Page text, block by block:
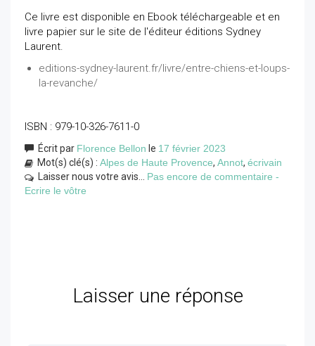
Ce livre est disponible en Ebook téléchargeable et en
livre papier sur le site de l'éditeur éditions Sydney
Laurent.
editions-sydney-laurent.fr/livre/entre-chiens-et-loups-
la-revanche/
ISBN : 979-10-326-7611-0
Écrit par Florence Bellon le 17 février 2023
Mot(s) clé(s) : Alpes de Haute Provence, Annot, écrivain
Laisser nous votre avis... Pas encore de commentaire -
Ecrire le vôtre
Laisser une réponse